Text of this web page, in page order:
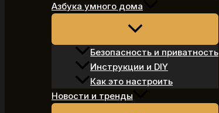
Азбука умного дома
Безопасность и приватность
Инструкции и DIY
Как это настроить
Новости и тренды